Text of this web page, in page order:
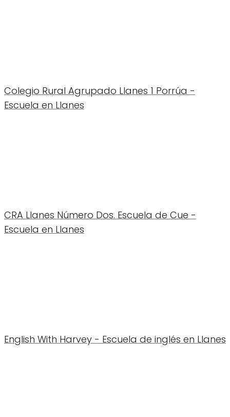
Colegio Rural Agrupado Llanes 1 Porrúa -
Escuela en Llanes
CRA Llanes Número Dos. Escuela de Cue -
Escuela en Llanes
English With Harvey - Escuela de inglés en Llanes